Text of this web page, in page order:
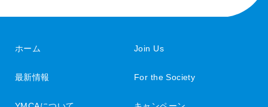
ホーム
最新情報
Join Us
For the Society